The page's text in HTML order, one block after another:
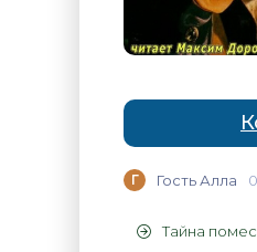
Г Гость Алла
Тайна